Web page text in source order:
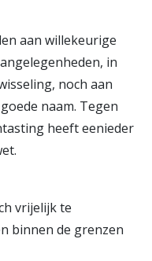
aan willekeurige
in
noch aan
naam. Tegen
heeft eenieder
vrijelijk te
binnen de grenzen